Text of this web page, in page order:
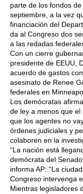
parte de los fondos
septiembre, a la vez
financiación del
da al Congreso dos
a las redadas
Con un cierre
presidente de EEUU,
acuerdo de gastos
asesinato de Renee
federales en
Los demócratas
de ley a menos que
que los agentes no
órdenes judiciales y
colaboren en la
“La nación está
demócrata del
informa AP: “La
Congreso intervenga
Mientras legisladores